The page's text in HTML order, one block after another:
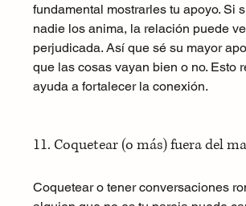
fundamental mostrarles tu apoyo. Si
nadie los anima, la relación puede
perjudicada. Así que sé su mayor
que las cosas vayan bien o no. Esto
ayuda a fortalecer la conexión.
11. Coquetear (o más) fuera del
Coquetear o tener conversaciones